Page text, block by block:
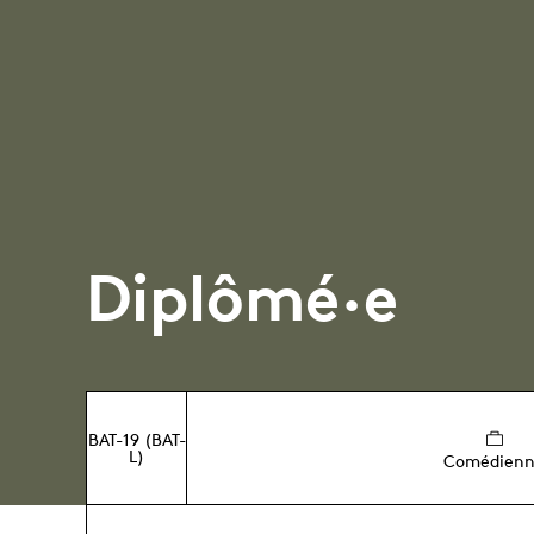
Diplômé·e
BAT-19 (BAT-
L)